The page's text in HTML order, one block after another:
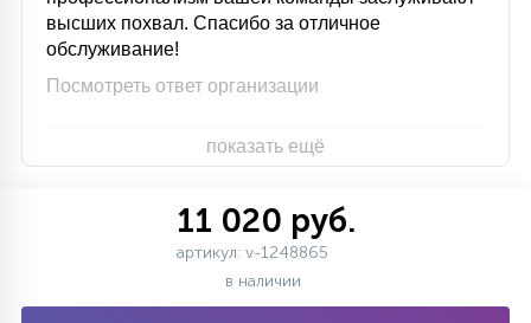
высших похвал. Спасибо за отличное
обслуживание!
Посмотреть ответ организации
показать ещё
11 020 руб.
артикул: v-1248865
в наличии